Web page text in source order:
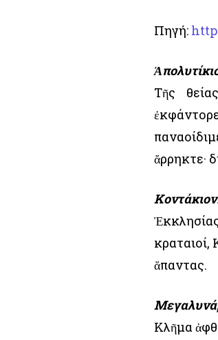
Πηγή:
Τῆς
ἄρρηκτε·
Ἐκκλησίας
ἅπαντας.
Κλῆμα